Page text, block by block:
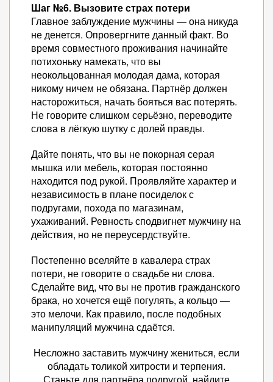
Шаг №6. Вызовите страх потери
Главное заблуждение мужчины — она никуда
не денется. Опровергните данный факт. Во
время совместного проживания начинайте
потихоньку намекать, что вы
неокольцованная молодая дама, которая
никому ничем не обязана. Партнёр должен
насторожиться, начать бояться вас потерять.
Не говорите слишком серьёзно, переводите
слова в лёгкую шутку с долей правды.
Дайте понять, что вы не покорная серая
мышка или мебель, которая постоянно
находится под рукой. Проявляйте характер и
независимость в плане посиделок с
подругами, похода по магазинам,
ухаживаний. Ревность сподвигнет мужчину на
действия, но не переусердствуйте.
Постепенно вселяйте в кавалера страх
потери, не говорите о свадьбе ни слова.
Сделайте вид, что вы не против гражданского
брака, но хочется ещё погулять, а кольцо —
это мелочи. Как правило, после подобных
манипуляций мужчина сдаётся.
Несложно заставить мужчину жениться, если
обладать толикой хитрости и терпения.